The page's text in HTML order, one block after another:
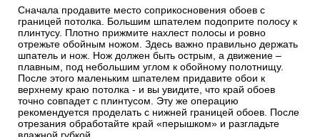
Сначала продавите место соприкосновения обоев с
границей потолка. Большим шпателем подоприте полосу к
плинтусу. Плотно прижмите нахлест полосы и ровно
отрежьте обойным ножом. Здесь важно правильно держать
шпатель и нож. Нож должен быть острым, а движение –
плавным, под небольшим углом к обойному полотнищу.
После этого маленьким шпателем придавите обои к
верхнему краю потолка - и вы увидите, что край обоев
точно совпадет с плинтусом. Эту же операцию
рекомендуется проделать с нижней границей обоев. После
отрезания обработайте край «перышком» и разгладьте